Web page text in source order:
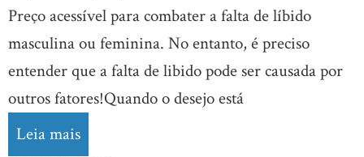
Preço acessível para combater a falta de líbido
masculina ou feminina. No entanto, é preciso
entender que a falta de libido pode ser causada por
outros fatores!Quando o desejo está
Leia mais